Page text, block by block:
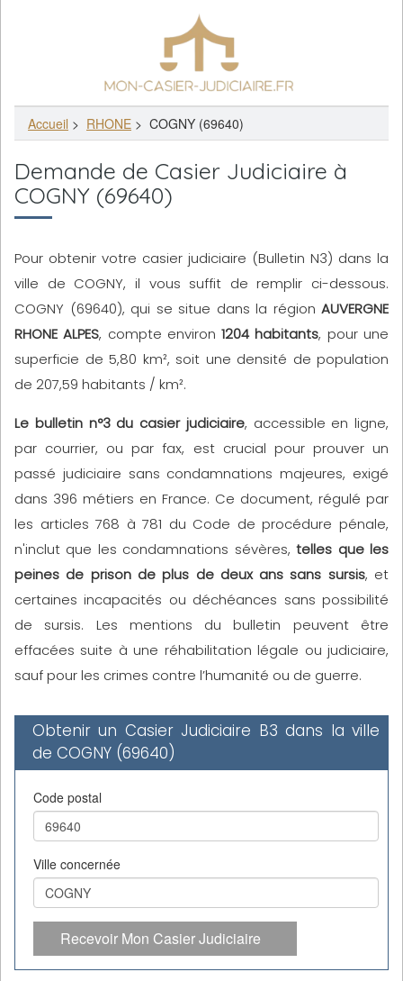
Accueil > RHONE > COGNY (69640)
Demande de Casier Judiciaire à
COGNY (69640)
Pour obtenir votre casier judiciaire (Bulletin N3) dans la
ville de COGNY, il vous suffit de remplir ci-dessous.
COGNY (69640), qui se situe dans la région AUVERGNE
RHONE ALPES, compte environ1204 habitants, pour une
superficie de 5,80 km², soit une densité de population
de 207,59 habitants / km².
Le bulletin n°3 du casier judiciaire, accessible en ligne,
par courrier, ou par fax, est crucial pour prouver un
passé judiciaire sans condamnations majeures, exigé
dans 396 métiers en France. Ce document, régulé par
les articles 768 à 781 du Code de procédure pénale,
n'inclut que les condamnations sévères,telles que les
peines de prison de plus de deux ans sans sursis, et
certaines incapacités ou déchéances sans possibilité
de sursis. Les mentions du bulletin peuvent être
effacées suite à une réhabilitation légale ou judiciaire,
sauf pour les crimes contre l’humanité ou de guerre.
Obtenir un Casier Judiciaire B3 dans la ville
de COGNY (69640)
Code postal
Ville concernée
Recevoir Mon Casier Judiciaire